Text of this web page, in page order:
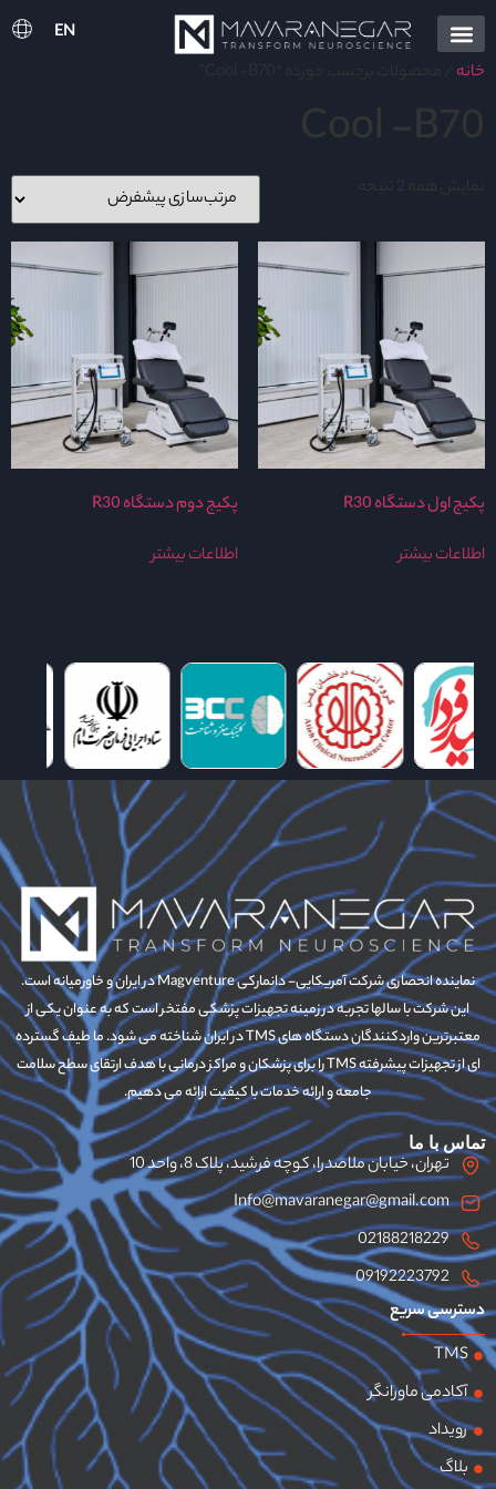
EN
خانه / محصولات برچسب خورده “Cool -B70”
Cool -B70
نمایش همه 2 نتیجه
پکیج اول دستگاه R30
اطلاعات بیشتر
پکیج دوم دستگاه R30
اطلاعات بیشتر
نماینده انحصاری شرکت آمریکایی- دانمارکی Magventure در ایران و خاورمیانه است.
این شرکت با سالها تجربه در زمینه تجهیزات پزشکی مفتخر است که به عنوان یکی از
معتبرترین واردکنندگان دستگاه های TMS در ایران شناخته می شود. ما طیف گسترده
ای از تجهیزات پیشرفته TMS را برای پزشکان و مراکز درمانی با هدف ارتقای سطح سلامت
جامعه و ارائه خدمات با کیفیت ارائه می دهیم.
دسترسی سریع
TMS
آکادمی ماورانگر
رویداد
بلاگ
تماس با ما
تهران، خیابان ملاصدرا، کوچه فرشید، پلاک 8، واحد 10
Info@mavaranegar@gmail.com
02188218229
09192223792